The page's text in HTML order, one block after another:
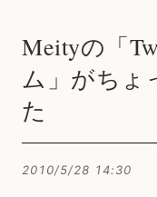
Meityの「
ム」がちょ
た
2010/5/28 14:30